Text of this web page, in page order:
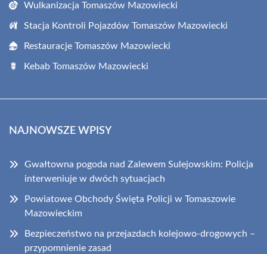
Wulkanizacja Tomaszów Mazowiecki
Stacja Kontroli Pojazdów Tomaszów Mazowiecki
Restauracje Tomaszów Mazowiecki
Kebab Tomaszów Mazowiecki
NAJNOWSZE WPISY
Gwałtowna pogoda nad Zalewem Sulejowskim: Policja
interweniuje w dwóch sytuacjach
Powiatowe Obchody Święta Policji w Tomaszowie
Mazowieckim
Bezpieczeństwo na przejazdach kolejowo-drogowych –
przypomnienie zasad